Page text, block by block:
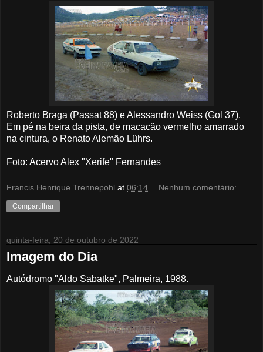
Roberto Braga (Passat 88) e Alessandro Weiss (Gol 37).
Em pé na beira da pista, de macacão vermelho amarrado
na cintura, o Renato Alemão Lührs.
Foto: Acervo Alex "Xerife" Fernandes
Francis Henrique Trennepohl at 06:14 Nenhum comentário:
Compartilhar
quinta-feira, 20 de outubro de 2022
Imagem do Dia
Autódromo "Aldo Sabatke", Palmeira, 1988.